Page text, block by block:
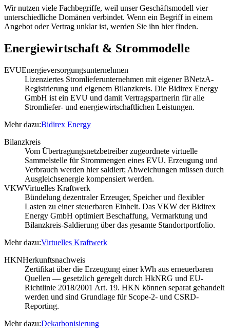
ImpressumDatenschutz
Wir nutzen viele Fachbegriffe, weil unser Geschäftsmodell vier
unterschiedliche Domänen verbindet. Wenn ein Begriff in einem
Angebot oder Vertrag unklar ist, werden Sie ihn hier finden.
Energiewirtschaft & Strommodelle
EVUEnergieversorgungsunternehmen
Lizenziertes Stromlieferunternehmen mit eigener BNetzA-
Registrierung und eigenem Bilanzkreis. Die Bidirex Energy
GmbH ist ein EVU und damit Vertragspartnerin für alle
Stromliefer- und energiewirtschaftlichen Leistungen.
Mehr dazu:Bidirex Energy
Bilanzkreis
Vom Übertragungsnetzbetreiber zugeordnete virtuelle
Sammelstelle für Strommengen eines EVU. Erzeugung und
Verbrauch werden hier saldiert; Abweichungen müssen durch
Ausgleichsenergie kompensiert werden.
VKWVirtuelles Kraftwerk
Bündelung dezentraler Erzeuger, Speicher und flexibler
Lasten zu einer steuerbaren Einheit. Das VKW der Bidirex
Energy GmbH optimiert Beschaffung, Vermarktung und
Bilanzkreis-Saldierung über das gesamte Standortportfolio.
Mehr dazu:Virtuelles Kraftwerk
HKNHerkunftsnachweis
Zertifikat über die Erzeugung einer kWh aus erneuerbaren
Quellen — gesetzlich geregelt durch HkNRG und EU-
Richtlinie 2018/2001 Art. 19. HKN können separat gehandelt
werden und sind Grundlage für Scope-2- und CSRD-
Reporting.
Mehr dazu:Dekarbonisierung